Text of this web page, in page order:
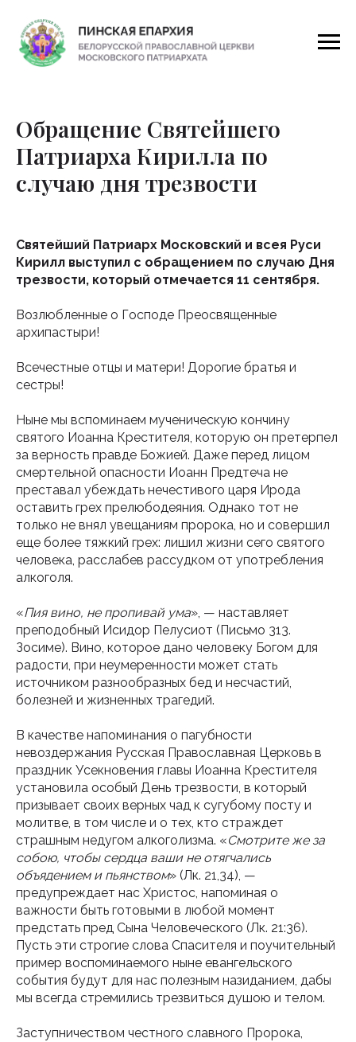
Обращение Святейшего
Патриарха Кирилла по
случаю дня трезвости
Святейший Патриарх Московский и всея Руси
Кирилл выступил с обращением по случаю Дня
трезвости, который отмечается 11 сентября.
Возлюбленные о Господе Преосвященные
архипастыри!
Всечестные отцы и матери! Дорогие братья и
сестры!
Ныне мы вспоминаем мученическую кончину
святого Иоанна Крестителя, которую он претерпел
за верность правде Божией. Даже перед лицом
смертельной опасности Иоанн Предтеча не
преставал убеждать нечестивого царя Ирода
оставить грех прелюбодеяния. Однако тот не
только не внял увещаниям пророка, но и совершил
еще более тяжкий грех: лишил жизни сего святого
человека, расслабев рассудком от употребления
алкоголя.
«Пия вино, не пропивай ума», — наставляет
преподобный Исидор Пелусиот (Письмо 313.
Зосиме). Вино, которое дано человеку Богом для
радости, при неумеренности может стать
источником разнообразных бед и несчастий,
болезней и жизненных трагедий.
В качестве напоминания о пагубности
невоздержания Русская Православная Церковь в
праздник Усекновения главы Иоанна Крестителя
установила особый День трезвости, в который
призывает своих верных чад к сугубому посту и
молитве, в том числе и о тех, кто страждет
страшным недугом алкоголизма. «Смотрите же за
собою, чтобы сердца ваши не отягчались
объядением и пьянством» (Лк. 21,34), —
предупреждает нас Христос, напоминая о
важности быть готовыми в любой момент
предстать пред Сына Человеческого (Лк. 21:36).
Пусть эти строгие слова Спасителя и поучительный
пример воспоминаемого ныне евангельского
события будут для нас полезным назиданием, дабы
мы всегда стремились трезвиться душою и телом.
Заступничеством честного славного Пророка,